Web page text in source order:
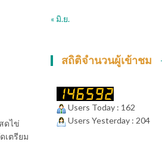
ดไข่
เตรียม
« มิ.ย.
สถิติจำนวนผู้เข้าชม
Users Today : 162
Users Yesterday : 204